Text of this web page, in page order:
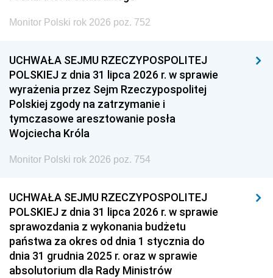
Monitor Polski rok 2026 poz. 752
UCHWAŁA SEJMU RZECZYPOSPOLITEJ
POLSKIEJ z dnia 31 lipca 2026 r. w sprawie
wyrażenia przez Sejm Rzeczypospolitej
Polskiej zgody na zatrzymanie i
tymczasowe aresztowanie posła
Wojciecha Króla
Monitor Polski rok 2026 poz. 754
UCHWAŁA SEJMU RZECZYPOSPOLITEJ
POLSKIEJ z dnia 31 lipca 2026 r. w sprawie
sprawozdania z wykonania budżetu
państwa za okres od dnia 1 stycznia do
dnia 31 grudnia 2025 r. oraz w sprawie
absolutorium dla Rady Ministrów